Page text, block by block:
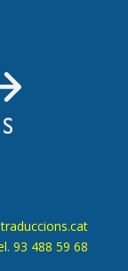
93 488 59 68